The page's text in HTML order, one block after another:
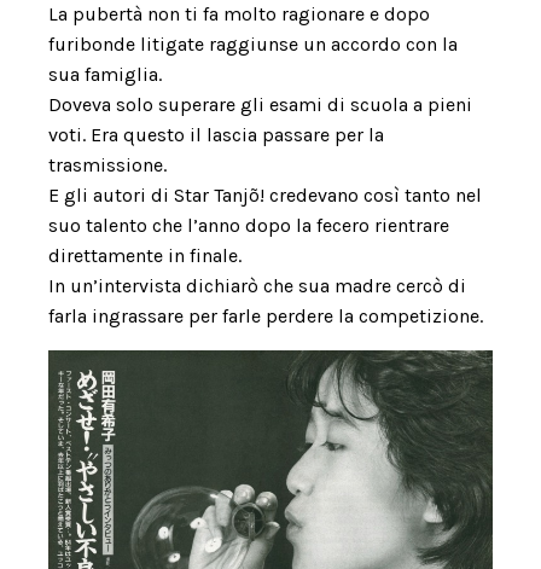
La pubertà non ti fa molto ragionare e dopo
furibonde litigate raggiunse un accordo con la
sua famiglia.
Doveva solo superare gli esami di scuola a pieni
voti. Era questo il lascia passare per la
trasmissione.
E gli autori di Star Tanjõ! credevano così tanto nel
suo talento che l’anno dopo la fecero rientrare
direttamente in finale.
In un’intervista dichiarò che sua madre cercò di
farla ingrassare per farle perdere la competizione.